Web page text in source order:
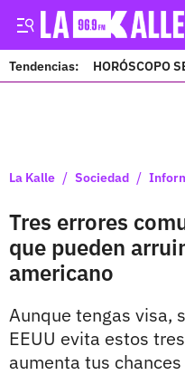
Tendencias: HORÓSCOPO
La Kalle / Sociedad /
Tres errores
que pueden
americano
Aunque tengas visa,
EEUU evita estos
aumenta tus